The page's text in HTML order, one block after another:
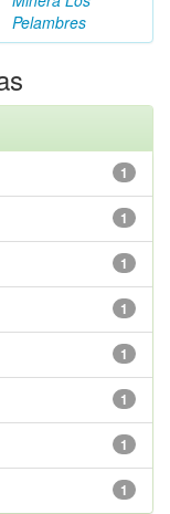
Pelambres
1
1
1
1
1
1
1
1